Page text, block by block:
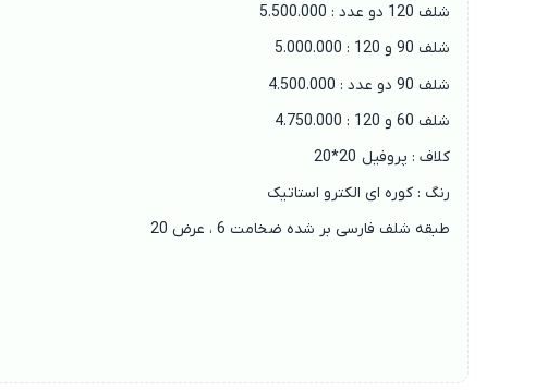
شلف 120 دو عدد : 5.500.000
شلف 90 و 120 : 5.000.000
شلف 90 دو عدد : 4.500.000
شلف 60 و 120 : 4.750.000
کلاف : پروفیل 20*20
رنگ : کوره ای الکترو استاتیک
طبقه شلف فارسی بر شده ضخامت 6 ، عرض 20